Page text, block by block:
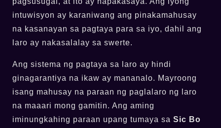
intuwisyon ay karaniwang ang pinakamahusay
na kasanayan sa pagtaya para sa iyo, dahil ang
laro ay nakasalalay sa swerte.
Ang sistema ng pagtaya sa laro ay hindi
ginagarantiya na ikaw ay mananalo. Mayroong
isang mahusay na paraan ng paglalaro ng laro
na maaari mong gamitin. Ang aming
iminungkahing paraan upang tumaya sa Sic Bo